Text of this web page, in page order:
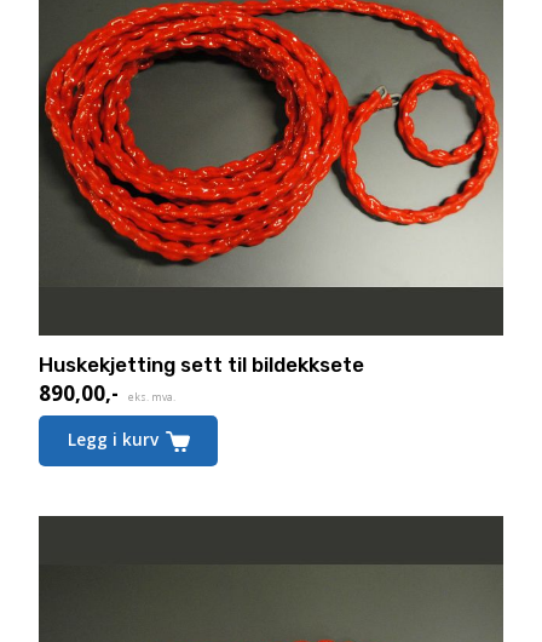
Huskekjetting sett til bildekksete
890,00,- eks. mva.
Legg i kurv